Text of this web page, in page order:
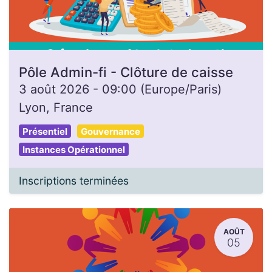
Pôle Admin-fi - Clôture de caisse
3 août 2026 - 09:00 (Europe/Paris)
Lyon, France
Présentiel
Gouvernance
Instances Opérationnel
Inscriptions terminées
AOÛT
05